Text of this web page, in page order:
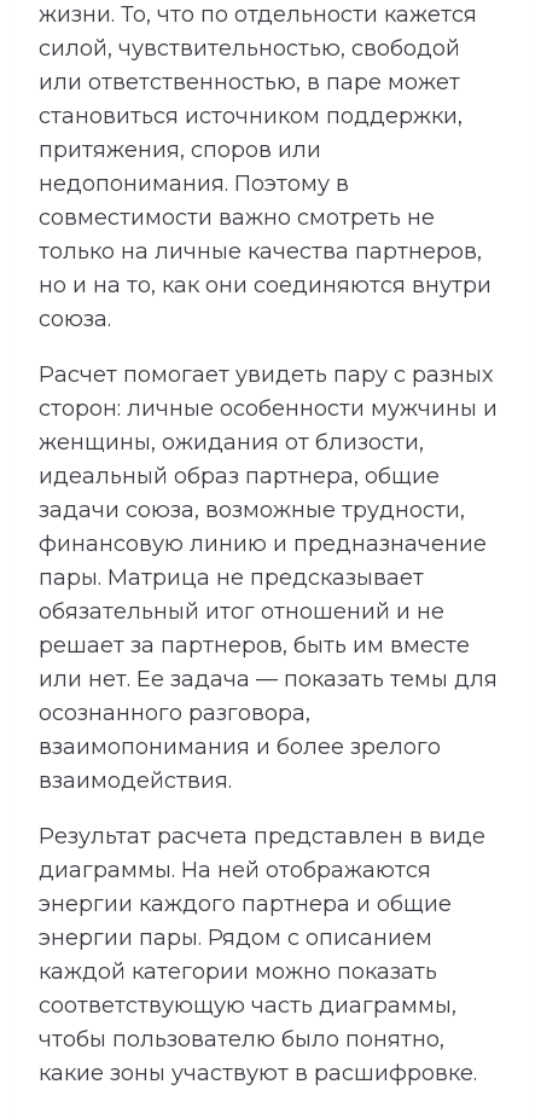
жизни. То, что по отдельности кажется
силой, чувствительностью, свободой
или ответственностью, в паре может
становиться источником поддержки,
притяжения, споров или
недопонимания. Поэтому в
совместимости важно смотреть не
только на личные качества партнеров,
но и на то, как они соединяются внутри
союза.
Расчет помогает увидеть пару с разных
сторон: личные особенности мужчины и
женщины, ожидания от близости,
идеальный образ партнера, общие
задачи союза, возможные трудности,
финансовую линию и предназначение
пары. Матрица не предсказывает
обязательный итог отношений и не
решает за партнеров, быть им вместе
или нет. Ее задача — показать темы для
осознанного разговора,
взаимопонимания и более зрелого
взаимодействия.
Результат расчета представлен в виде
диаграммы. На ней отображаются
энергии каждого партнера и общие
энергии пары. Рядом с описанием
каждой категории можно показать
соответствующую часть диаграммы,
чтобы пользователю было понятно,
какие зоны участвуют в расшифровке.